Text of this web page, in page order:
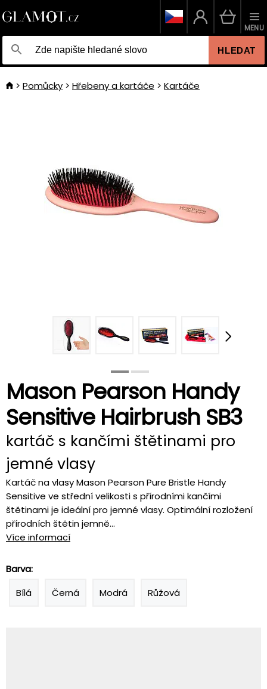
HLEDAT
MENU
Pomůcky Hřebeny a kartáče Kartáče
Mason Pearson Handy
Sensitive Hairbrush SB3
kartáč s kančími štětinami pro
jemné vlasy
Kartáč na vlasy Mason Pearson Pure Bristle Handy
Sensitive ve střední velikosti s přírodními kančími
štětinami je ideální pro jemné vlasy. Optimální rozložení
přírodních štětin jemně...
Více informací
Barva:
Bílá
Černá Modrá Růžová